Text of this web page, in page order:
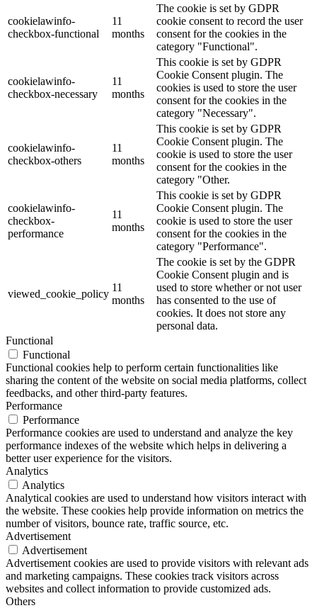
cookielawinfo-
checkbox-functional
11
months
The cookie is set by GDPR
cookie consent to record the user
consent for the cookies in the
category "Functional".
cookielawinfo-
checkbox-necessary
11
months
This cookie is set by GDPR
Cookie Consent plugin. The
cookies is used to store the user
consent for the cookies in the
category "Necessary".
cookielawinfo-
checkbox-others
11
months
This cookie is set by GDPR
Cookie Consent plugin. The
cookie is used to store the user
consent for the cookies in the
category "Other.
cookielawinfo-
checkbox-
performance
11
months
This cookie is set by GDPR
Cookie Consent plugin. The
cookie is used to store the user
consent for the cookies in the
category "Performance".
viewed_cookie_policy
11
months
The cookie is set by the GDPR
Cookie Consent plugin and is
used to store whether or not user
has consented to the use of
cookies. It does not store any
personal data.
Functional
Functional
Functional cookies help to perform certain functionalities like
sharing the content of the website on social media platforms, collect
feedbacks, and other third-party features.
Performance
Performance
Performance cookies are used to understand and analyze the key
performance indexes of the website which helps in delivering a
better user experience for the visitors.
Analytics
Analytics
Analytical cookies are used to understand how visitors interact with
the website. These cookies help provide information on metrics the
number of visitors, bounce rate, traffic source, etc.
Advertisement
Advertisement
Advertisement cookies are used to provide visitors with relevant ads
and marketing campaigns. These cookies track visitors across
websites and collect information to provide customized ads.
Others